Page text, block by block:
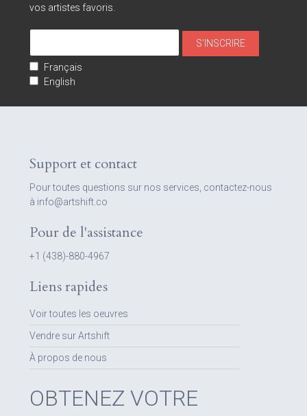
vos artistes favoris.
Français
English
Support et contact
Pour toutes questions sur nos services, contactez-nous
à info@artshift.co
Pour de l'assistance
+1 (438)-880-4967
Liens rapides
Voir toutes les oeuvres
Vendre sur Artshift
À propos de nous
OBTENEZ VOTRE